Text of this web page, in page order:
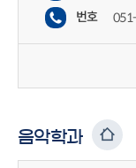
번호
음악학과